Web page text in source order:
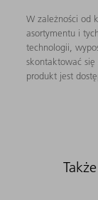
W zależności od
asortymentu i
technologii,
skontaktować
produkt jest